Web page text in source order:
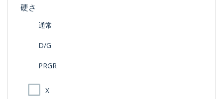
硬さ
通常
D/G
PRGR
X